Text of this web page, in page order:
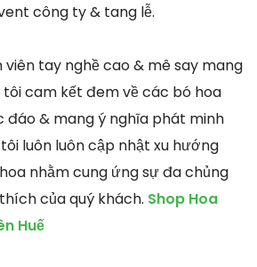
công ty & tang lễ.
viên tay nghề cao & mê say mang
cam kết đem về các bó hoa
đáo & mang ý nghĩa phát minh
luôn luôn cập nhật xu hướng
nhằm cung ứng sự đa chủng
của quý khách. Shop Hoa
Huế